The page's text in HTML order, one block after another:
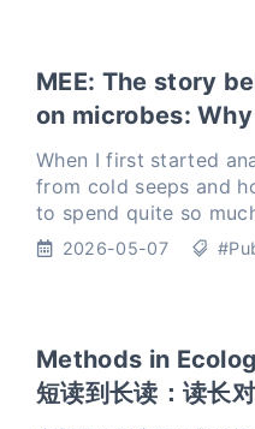
MEE: The story
on microbes:
matter in Earth’s
When I first started
from cold seeps and
to spend quite so
confusing lines of
2026-05-07
Methods in
短读到长读：读长